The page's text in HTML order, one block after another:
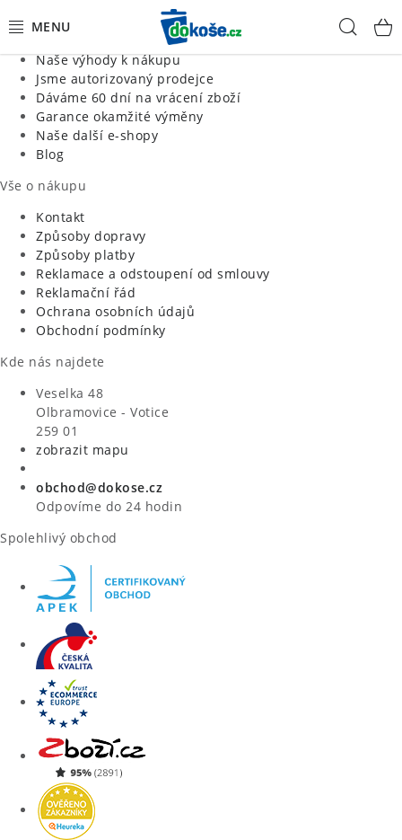
Jsme tradiční česká firma
Naše výhody k nákupu
Jsme autorizovaný prodejce
Dáváme 60 dní na vrácení zboží
Garance okamžité výměny
Naše další e-shopy
Blog
Vše o nákupu
Kontakt
Způsoby dopravy
Způsoby platby
Reklamace a odstoupení od smlouvy
Reklamační řád
Ochrana osobních údajů
Obchodní podmínky
Kde nás najdete
Veselka 48
Olbramovice - Votice
259 01
zobrazit mapu
obchod@dokose.cz
Odpovíme do 24 hodin
Spolehlivý obchod
KOŠE
SÁČKY
KUCHYNĚ
ORGANIZACE
DOMÁCNOST
ÚKLID
VÝPRODEJ
ZNAČKY
Úvod Kontakt Blog
Moje objednávka